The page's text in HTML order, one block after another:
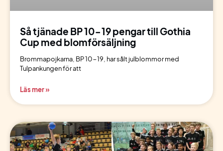
Så tjänade BP 10-19 pengar till Gothia
Cup med blomförsäljning
Brommapojkarna, BP 10-19, har sålt julblommor med
Tulpankungen för att
Läs mer »